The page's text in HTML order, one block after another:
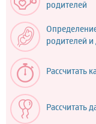
родителей
родителей и
Рассчитать
Рассчитать